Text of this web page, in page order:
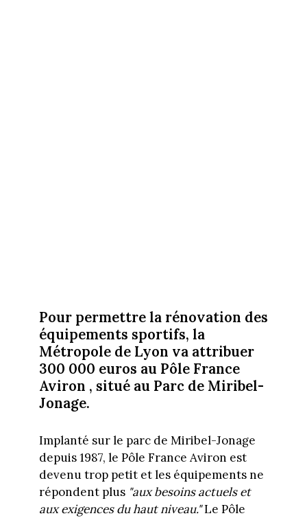
Pour permettre la rénovation des
équipements sportifs, la
Métropole de Lyon va attribuer
300 000 euros au Pôle France
Aviron , situé au Parc de Miribel-
Jonage.
Implanté sur le parc de Miribel-Jonage
depuis 1987, le Pôle France Aviron est
devenu trop petit et les équipements ne
répondent plus "aux besoins actuels et
aux exigences du haut niveau."Le Pôle